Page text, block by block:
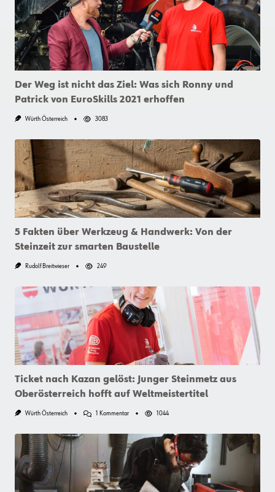
Der Weg ist nicht das Ziel: Was sich Ronny und
Patrick von EuroSkills 2021 erhoffen
Würth Österreich 3083
5 Fakten über Werkzeug & Handwerk: Von der
Steinzeit zur smarten Baustelle
Rudolf Breitwieser 249
Ticket nach Kazan gelöst: Junger Steinmetz aus
Oberösterreich hofft auf Weltmeistertitel
Würth Österreich 1 KommentarZu
Kazan
Gelöst:
Junger
Aus
Oberösterreich
1044